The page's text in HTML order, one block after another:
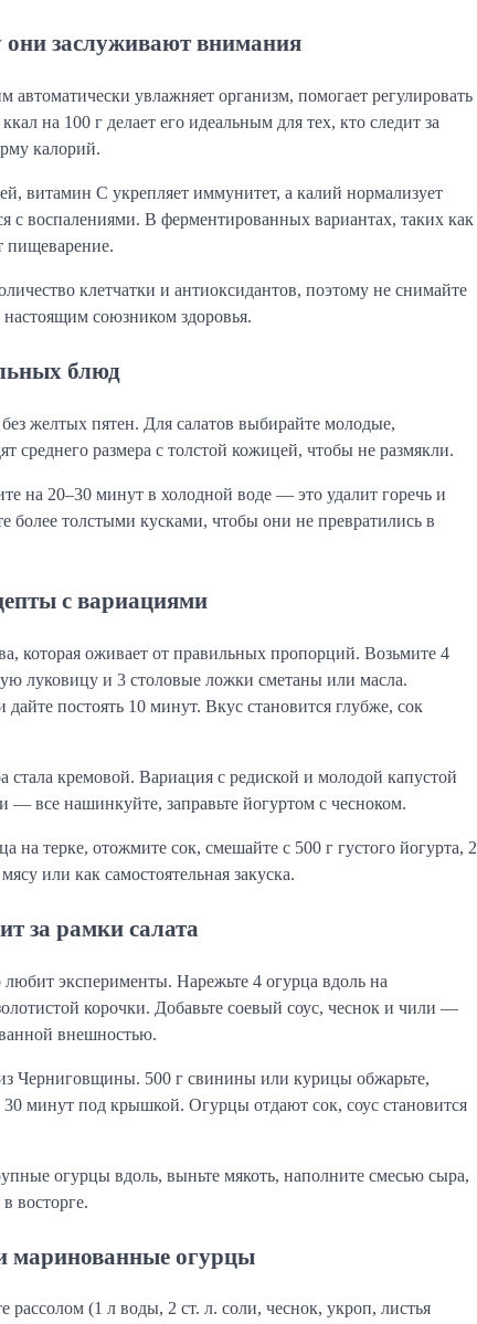
они заслуживают внимания
увлажняет организм, помогает регулировать
на 100 г делает его идеальным для тех, кто следит за
калорий.
витамин C укрепляет иммунитет, а калий нормализует
воспалениями. В ферментированных вариантах, таких как
пищеварение.
клетчатки и антиоксидантов, поэтому не снимайте
союзником здоровья.
блюд
желтых пятен. Для салатов выбирайте молодые,
среднего размера с толстой кожицей, чтобы не размякли.
на 20–30 минут в холодной воде — это удалит горечь и
более толстыми кусками, чтобы они не превратились в
с вариациями
которая оживает от правильных пропорций. Возьмите 4
луковицу и 3 столовые ложки сметаны или масла.
постоять 10 минут. Вкус становится глубже, сок
кремовой. Вариация с редиской и молодой капустой
— все нашинкуйте, заправьте йогуртом с чесноком.
на терке, отожмите сок, смешайте с 500 г густого йогурта, 2
или как самостоятельная закуска.
за рамки салата
эксперименты. Нарежьте 4 огурца вдоль на
корочки. Добавьте соевый соус, чеснок и чили —
внешностью.
Черниговщины. 500 г свинины или курицы обжарьте,
минут под крышкой. Огурцы отдают сок, соус становится
огурцы вдоль, выньте мякоть, наполните смесью сыра,
восторге.
маринованные огурцы
рассолом (1 л воды, 2 ст. л. соли, чеснок, укроп, листья